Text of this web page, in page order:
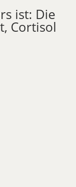
ist: Die
Cortisol